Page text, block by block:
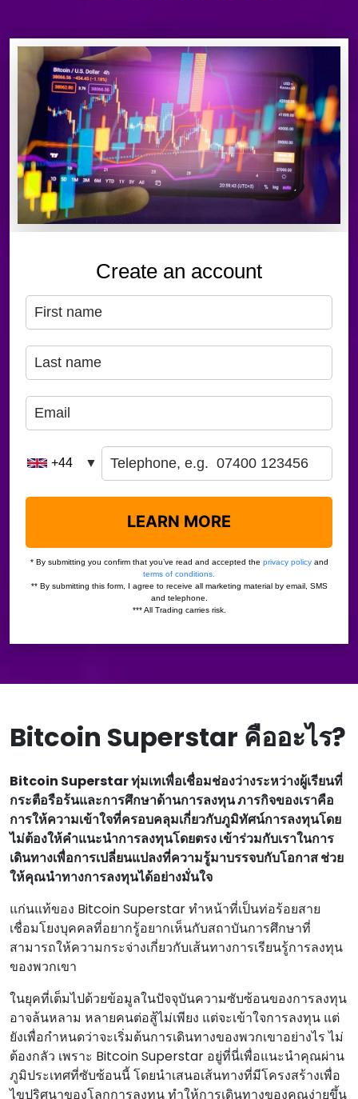
Bitcoin Superstar คืออะไร?
Bitcoin Superstar ทุ่มเทเพื่อเชื่อมช่องว่างระหว่างผู้เรียนที่
กระตือรือร้นและการศึกษาด้านการลงทุน ภารกิจของเราคือ
การให้ความเข้าใจที่ครอบคลุมเกี่ยวกับภูมิทัศน์การลงทุนโดย
ไม่ต้องให้คําแนะนําการลงทุนโดยตรง เข้าร่วมกับเราในการ
เดินทางเพื่อการเปลี่ยนแปลงที่ความรู้มาบรรจบกับโอกาส ช่วย
ให้คุณนําทางการลงทุนได้อย่างมั่นใจ
แก่นแท้ของ Bitcoin Superstar ทําหน้าที่เป็นท่อร้อยสาย
เชื่อมโยงบุคคลที่อยากรู้อยากเห็นกับสถาบันการศึกษาที่
สามารถให้ความกระจ่างเกี่ยวกับเส้นทางการเรียนรู้การลงทุน
ของพวกเขา
ในยุคที่เต็มไปด้วยข้อมูลในปัจจุบันความซับซ้อนของการลงทุน
อาจล้นหลาม หลายคนต่อสู้ไม่เพียง แต่จะเข้าใจการลงทุน แต่
ยังเพื่อกําหนดว่าจะเริ่มต้นการเดินทางของพวกเขาอย่างไร ไม่
ต้องกลัว เพราะ Bitcoin Superstar อยู่ที่นี่เพื่อแนะนําคุณผ่าน
ภูมิประเทศที่ซับซ้อนนี้ โดยนําเสนอเส้นทางที่มีโครงสร้างเพื่อ
ไขปริศนาของโลกการลงทุน ทําให้การเดินทางของคุณง่ายขึ้น